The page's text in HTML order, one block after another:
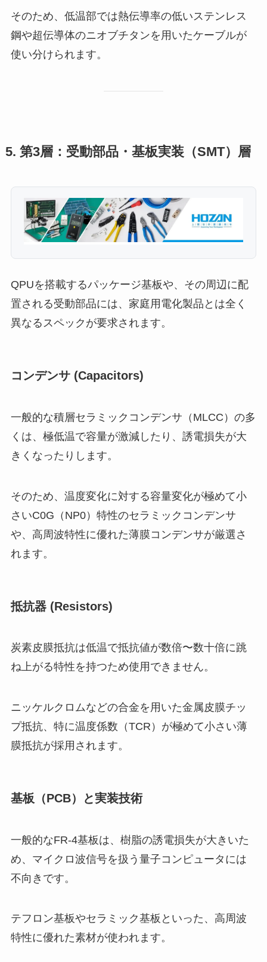
そのため、低温部では熱伝導率の低いステンレス
鋼や超伝導体のニオブチタンを用いたケーブルが
使い分けられます。
5. 第3層：受動部品・基板実装（SMT）層
QPUを搭載するパッケージ基板や、その周辺に配
置される受動部品には、家庭用電化製品とは全く
異なるスペックが要求されます。
コンデンサ (Capacitors)
一般的な積層セラミックコンデンサ（MLCC）の多
くは、極低温で容量が激減したり、誘電損失が大
きくなったりします。
そのため、温度変化に対する容量変化が極めて小
さいC0G（NP0）特性のセラミックコンデンサ
や、高周波特性に優れた薄膜コンデンサが厳選さ
れます。
抵抗器 (Resistors)
炭素皮膜抵抗は低温で抵抗値が数倍〜数十倍に跳
ね上がる特性を持つため使用できません。
ニッケルクロムなどの合金を用いた金属皮膜チッ
プ抵抗、特に温度係数（TCR）が極めて小さい薄
膜抵抗が採用されます。
基板（PCB）と実装技術
一般的なFR-4基板は、樹脂の誘電損失が大きいた
め、マイクロ波信号を扱う量子コンピュータには
不向きです。
テフロン基板やセラミック基板といった、高周波
特性に優れた素材が使われます。